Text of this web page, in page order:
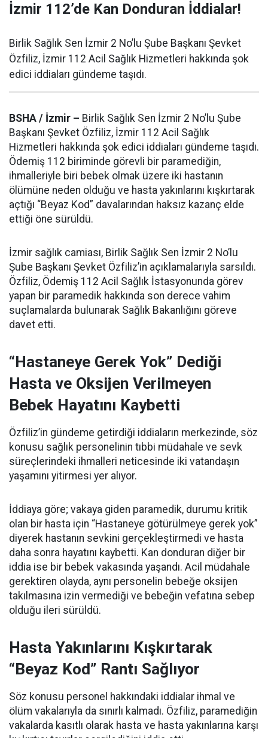
İzmir 112’de Kan Donduran İddialar!
Birlik Sağlık Sen İzmir 2 No’lu Şube Başkanı Şevket
Özfiliz, İzmir 112 Acil Sağlık Hizmetleri hakkında şok
edici iddiaları gündeme taşıdı.
BSHA / İzmir – Birlik Sağlık Sen İzmir 2 No’lu Şube
Başkanı Şevket Özfiliz, İzmir 112 Acil Sağlık
Hizmetleri hakkında şok edici iddiaları gündeme taşıdı.
Ödemiş 112 biriminde görevli bir paramediğin,
ihmalleriyle biri bebek olmak üzere iki hastanın
ölümüne neden olduğu ve hasta yakınlarını kışkırtarak
açtığı “Beyaz Kod” davalarından haksız kazanç elde
ettiği öne sürüldü.
İzmir sağlık camiası, Birlik Sağlık Sen İzmir 2 No’lu
Şube Başkanı Şevket Özfiliz’in açıklamalarıyla sarsıldı.
Özfiliz, Ödemiş 112 Acil Sağlık İstasyonunda görev
yapan bir paramedik hakkında son derece vahim
suçlamalarda bulunarak Sağlık Bakanlığını göreve
davet etti.
“Hastaneye Gerek Yok” Dediği
Hasta ve Oksijen Verilmeyen
Bebek Hayatını Kaybetti
Özfiliz’in gündeme getirdiği iddiaların merkezinde, söz
konusu sağlık personelinin tıbbi müdahale ve sevk
süreçlerindeki ihmalleri neticesinde iki vatandaşın
yaşamını yitirmesi yer alıyor.
İddiaya göre; vakaya giden paramedik, durumu kritik
olan bir hasta için “Hastaneye götürülmeye gerek yok”
diyerek hastanın sevkini gerçekleştirmedi ve hasta
daha sonra hayatını kaybetti. Kan donduran diğer bir
iddia ise bir bebek vakasında yaşandı. Acil müdahale
gerektiren olayda, aynı personelin bebeğe oksijen
takılmasına izin vermediği ve bebeğin vefatına sebep
olduğu ileri sürüldü.
Hasta Yakınlarını Kışkırtarak
“Beyaz Kod” Rantı Sağlıyor
Söz konusu personel hakkındaki iddialar ihmal ve
ölüm vakalarıyla da sınırlı kalmadı. Özfiliz, paramediğin
vakalarda kasıtlı olarak hasta ve hasta yakınlarına karşı